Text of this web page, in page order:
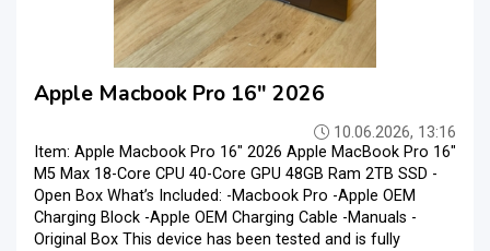
Apple Macbook Pro 16" 2026
10.06.2026, 13:16
Item: Apple Macbook Pro 16" 2026 Apple MacBook Pro 16"
M5 Max 18-Core CPU 40-Core GPU 48GB Ram 2TB SSD -
Open Box What’s Included: -Macbook Pro -Apple OEM
Charging Block -Apple OEM Charging Cable -Manuals -
Original Box This device has been tested and is fully